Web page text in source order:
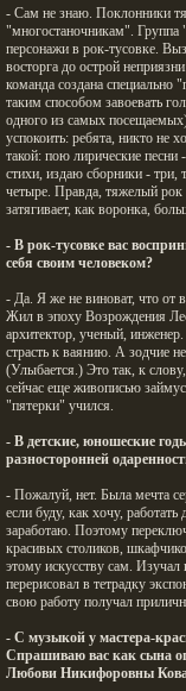
- Сам не знаю. Поклонники
"многостаночникам".
персонажи в рок-тусовке.
восторга до острой
команда создана
таким способом завоевать
одного из самых
успокоить: ребята, никто не
такой: пою лирические
стихи, издаю сборники -
четыре. Правда, тяжелый
затягивает, как воронка,
- В рок-тусовке вас
себя своим человеком?
- Да. Я же не виноват, что от
Жил в эпоху Возрождения
архитектор, ученый,
страсть к ваянию. А зодчие
(Улыбается.) Это так, к
сейчас еще живописью
"пятерки" учился.
- В детские, юношеские
разносторонней
- Пожалуй, нет. Была мечта
если буду, как хочу, работать
заработаю. Поэтому
красивых столиков,
этому искусству сам.
перерисовал в тетрадку
свою работу получал
- С музыкой у мастера-
Спрашиваю вас как сына
Любови Никифоровны